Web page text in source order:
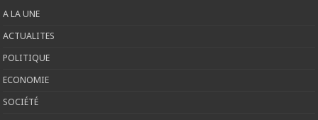
A LA UNE
ACTUALITES
POLITIQUE
ECONOMIE
SOCIÉTÉ